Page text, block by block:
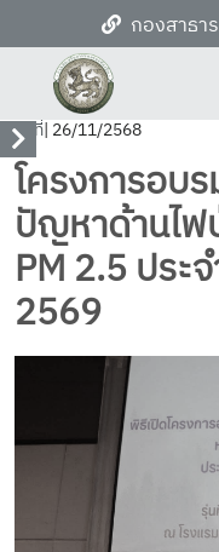
กองสาธา
วันที่| 26/11/2568
โครงการอบ
ปัญหาด้านไ
PM 2.5 ปร
2569